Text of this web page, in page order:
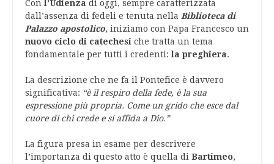
Conl’Udienza di oggi, sempre caratterizzata
dall’assenza di fedeli e tenuta nella Biblioteca di
Palazzo apostolico, iniziamo con Papa Francesco un
nuovo ciclo di catechesi che tratta un tema
fondamentale per tutti i credenti:la preghiera.
La descrizione che ne fa il Pontefice è davvero
significativa: “è il respiro della fede, è la sua
espressione più propria. Come un gridoche esce dal
cuore di chi crede e si affida a Dio.”
La figura presa in esame per descrivere
l’importanza di questo atto è quella di Bartimeo,